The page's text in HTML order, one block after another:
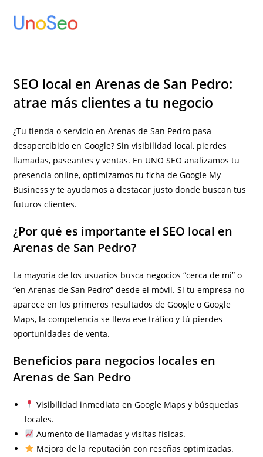
SEO local en Arenas de San Pedro:
atrae más clientes a tu negocio
¿Tu tienda o servicio en Arenas de San Pedro pasa
desapercibido en Google? Sin visibilidad local, pierdes
llamadas, paseantes y ventas. En UNO SEO analizamos tu
presencia online, optimizamos tu ficha de Google My
Business y te ayudamos a destacar justo donde buscan tus
futuros clientes.
¿Por qué es importante el SEO local en
Arenas de San Pedro?
La mayoría de los usuarios busca negocios “cerca de mí” o
“en Arenas de San Pedro” desde el móvil. Si tu empresa no
aparece en los primeros resultados de Google o Google
Maps, la competencia se lleva ese tráfico y tú pierdes
oportunidades de venta.
Beneficios para negocios locales en
Arenas de San Pedro
Visibilidad inmediata en Google Maps y búsquedas
locales.
Aumento de llamadas y visitas físicas.
Mejora de la reputación con reseñas optimizadas.